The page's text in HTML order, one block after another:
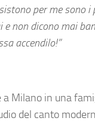
per me
non dicono mai
accendilo!”
Milano in una
del canto